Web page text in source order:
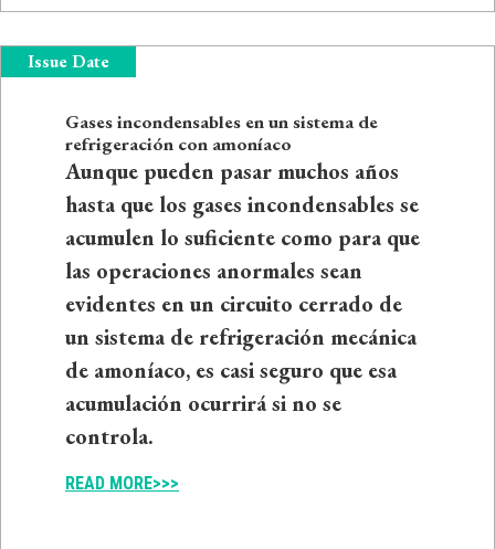
Issue Date
Gases incondensables en un sistema de
refrigeración con amoníaco
Aunque pueden pasar muchos años
hasta que los gases incondensables se
acumulen lo suficiente como para que
las operaciones anormales sean
evidentes en un circuito cerrado de
un sistema de refrigeración mecánica
de amoníaco, es casi seguro que esa
acumulación ocurrirá si no se
controla.
READ MORE>>>